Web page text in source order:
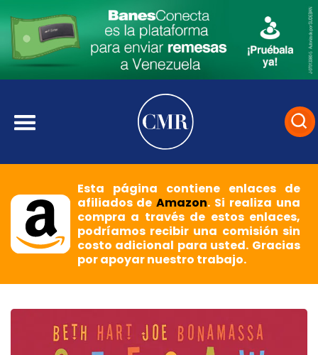
Esta página contiene enlaces de
afiliados deAmazon. Si realiza una
compra a través de estos enlaces,
podríamos recibir una comisión sin
costo adicional para usted. Gracias
por apoyar nuestro trabajo.